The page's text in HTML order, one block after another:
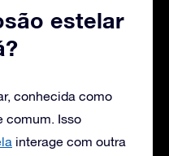
estelar
conhecida como
comum. Isso
interage com outra